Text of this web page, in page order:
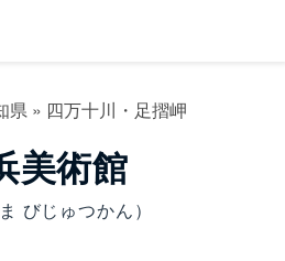
県» 四万十川・足摺岬
美術館
びじゅつかん）